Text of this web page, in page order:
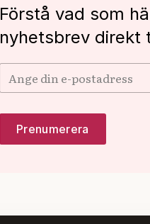
Förstå vad som
nyhetsbrev direkt